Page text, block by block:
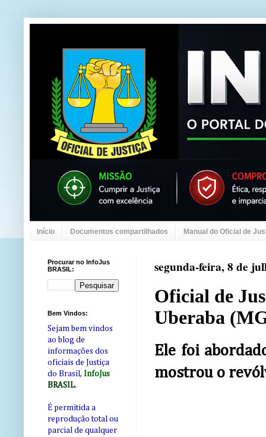
Início Documentos compartilhados Manual do Oficial de
segunda-feira, 8 de
Oficial de
Uberaba
Ele foi
mostrou o
Procurar no InfoJus
BRASIL:
Bem Vindos:
Sejam bem vindos
ao blog de
informações dos
oficiais de Justiça
do Brasil, InfoJus
BRASIL.
É permitida a
reprodução total ou
parcial de qualquer